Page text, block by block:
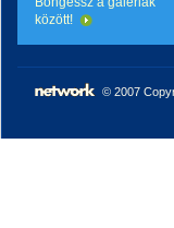
között!
© 2007